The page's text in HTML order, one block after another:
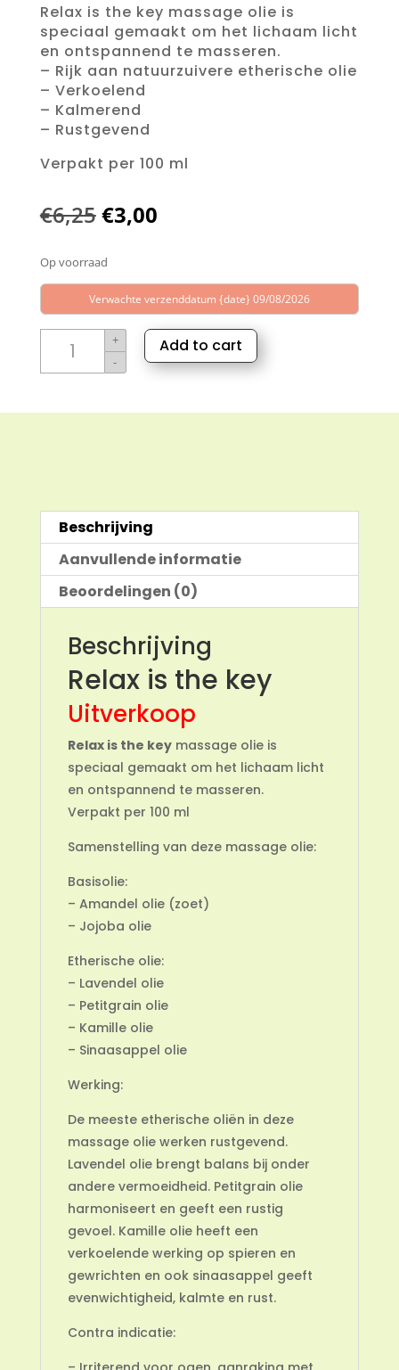
Relax is the key massage olie is
speciaal gemaakt om het lichaam licht
en ontspannend te masseren.
– Rijk aan natuurzuivere etherische olie
– Verkoelend
– Kalmerend
– Rustgevend
Verpakt per 100 ml
€6,25Oorspronkelijke
was:
€6,25.
€3,00Huidige
€3,00.
Op voorraad
Verwachte verzenddatum {date} 09/08/2026
the
aantal
+
-
Add to cart
Beschrijving
Aanvullende informatie
Beoordelingen (0)
Beschrijving
Relax is the key
Uitverkoop
Relax is the keymassage olie is
speciaal gemaakt om het lichaam licht
en ontspannend te masseren.
Verpakt per 100 ml
Samenstelling van deze massage olie:
Basisolie:
– Amandel olie (zoet)
– Jojoba olie
Etherische olie:
– Lavendel olie
– Petitgrain olie
– Kamille olie
– Sinaasappel olie
Werking:
De meeste etherische oliën in deze
massage olie werken rustgevend.
Lavendel olie brengt balans bij onder
andere vermoeidheid. Petitgrain olie
harmoniseert en geeft een rustig
gevoel. Kamille olie heeft een
verkoelende werking op spieren en
gewrichten en ook sinaasappel geeft
evenwichtigheid, kalmte en rust.
Contra indicatie: